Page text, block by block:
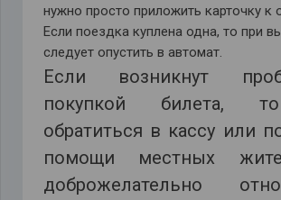
нужно просто приложить карточку к
Если поездка куплена одна, то при
следует опустить в автомат.
Если возникнут
покупкой билета,
обратиться в кассу или
помощи местных
доброжелательно